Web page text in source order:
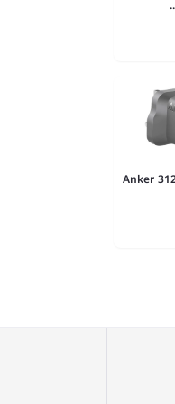
Anker